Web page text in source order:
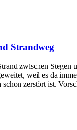
Strandweg
zwischen Stegen
weil es da
schon zerstört ist.